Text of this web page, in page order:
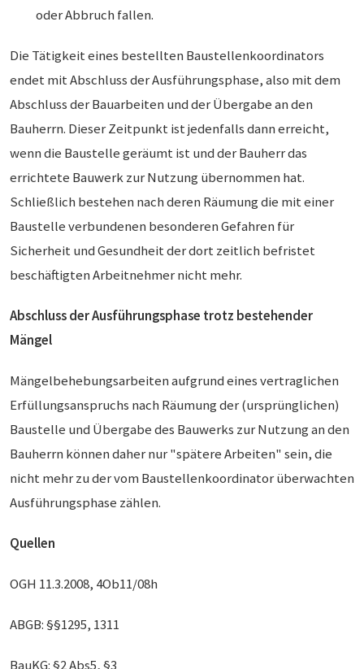
oder Abbruch fallen.
Die Tätigkeit eines bestellten Baustellenkoordinators
endet mit Abschluss der Ausführungsphase, also mit dem
Abschluss der Bauarbeiten und der Übergabe an den
Bauherrn. Dieser Zeitpunkt ist jedenfalls dann erreicht,
wenn die Baustelle geräumt ist und der Bauherr das
errichtete Bauwerk zur Nutzung übernommen hat.
Schließlich bestehen nach deren Räumung die mit einer
Baustelle verbundenen besonderen Gefahren für
Sicherheit und Gesundheit der dort zeitlich befristet
beschäftigten Arbeitnehmer nicht mehr.
Abschluss der Ausführungsphase trotz bestehender
Mängel
Mängelbehebungsarbeiten aufgrund eines vertraglichen
Erfüllungsanspruchs nach Räumung der (ursprünglichen)
Baustelle und Übergabe des Bauwerks zur Nutzung an den
Bauherrn können daher nur "spätere Arbeiten" sein, die
nicht mehr zu der vom Baustellenkoordinator überwachten
Ausführungsphase zählen.
Quellen
OGH 11.3.2008, 4Ob11/08h
ABGB: §§1295, 1311
BauKG: §2 Abs5, §3